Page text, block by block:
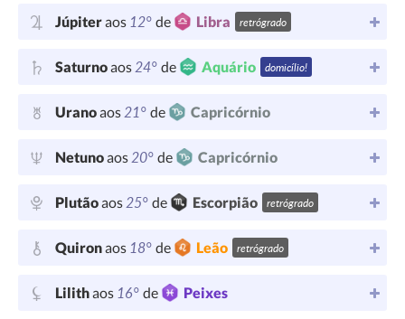
Júpiteraos 12° de Libra retrógrado
Saturnoaos24° de Aquário domicílio!
Uranoaos21° de Capricórnio
Netunoaos20° de Capricórnio
Plutãoaos25° de Escorpião retrógrado
Quironaos 18° de Leão retrógrado
Lilithaos 16° de Peixes